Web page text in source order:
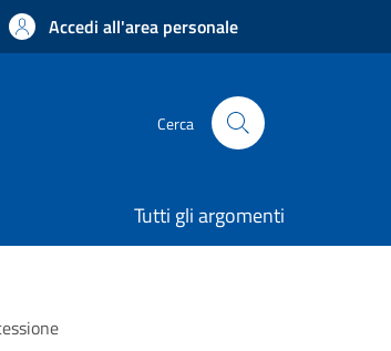
Accedi all'area personale
Cerca
Tutti gli argomenti